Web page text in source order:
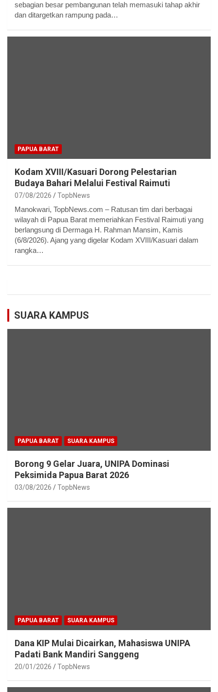
sebagian besar pembangunan telah memasuki tahap akhir
dan ditargetkan rampung pada…
PAPUA BARAT
Kodam XVIII/Kasuari Dorong Pelestarian
Budaya Bahari Melalui Festival Raimuti
07/08/2026 TopbNews
Manokwari, TopbNews.com – Ratusan tim dari berbagai
wilayah di Papua Barat memeriahkan Festival Raimuti yang
berlangsung di Dermaga H. Rahman Mansim, Kamis
(6/8/2026). Ajang yang digelar Kodam XVIII/Kasuari dalam
rangka…
SUARA KAMPUS
PAPUA BARAT SUARA KAMPUS
Borong 9 Gelar Juara, UNIPA Dominasi
Peksimida Papua Barat 2026
03/08/2026 TopbNews
PAPUA BARAT SUARA KAMPUS
Dana KIP Mulai Dicairkan, Mahasiswa UNIPA
Padati Bank Mandiri Sanggeng
20/01/2026 TopbNews